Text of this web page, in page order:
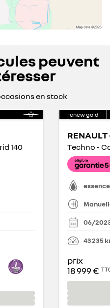
peuvent
en stock
140
renew gold
RENAULT
Techno -
essence
06/
43 235
prix
18 999 €